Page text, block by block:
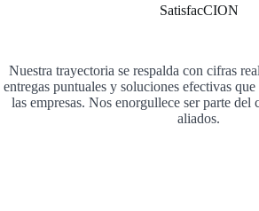
SatisfacCION
Nuestra trayectoria se respalda con cifras
entregas puntuales y soluciones efectivas
las empresas. Nos enorgullece ser parte del
aliados.